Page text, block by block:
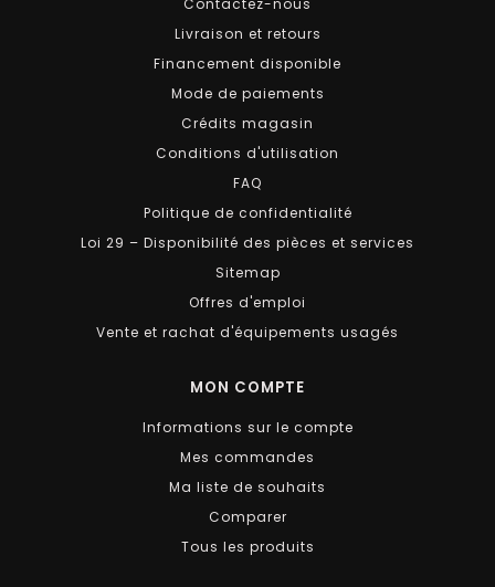
Contactez-nous
Livraison et retours
Financement disponible
Mode de paiements
Crédits magasin
Conditions d'utilisation
FAQ
Politique de confidentialité
Loi 29 – Disponibilité des pièces et services
Sitemap
Offres d'emploi
Vente et rachat d'équipements usagés
MON COMPTE
Informations sur le compte
Mes commandes
Ma liste de souhaits
Comparer
Tous les produits